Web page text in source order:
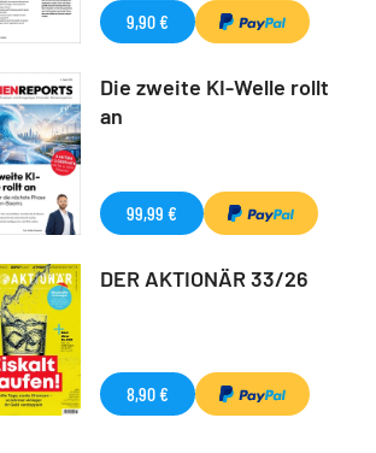
9,90 €
Die zweite KI-Welle rollt
an
99,99 €
DER AKTIONÄR 33/26
8,90 €